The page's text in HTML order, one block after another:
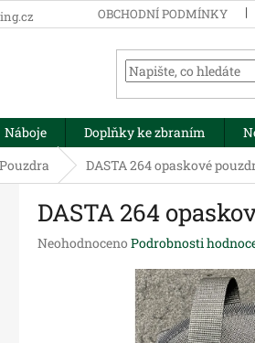
OBCHODNÍ PODMÍNKY
Náboje Doplňky ke zbraním
Pouzdra DASTA 264 opaskové
DASTA 264
Průměrné
Neohodnoceno Podrobnosti